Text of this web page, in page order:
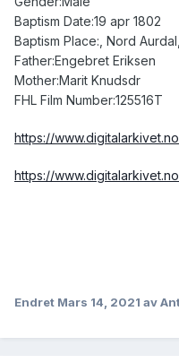
Baptism Date:19 apr 1802
Baptism Place:, Nord
Father:Engebret Eriksen
Mother:Marit Knudsdr
FHL Film Number:125516T
https://
https://
Endret Mars 14, 2021 av